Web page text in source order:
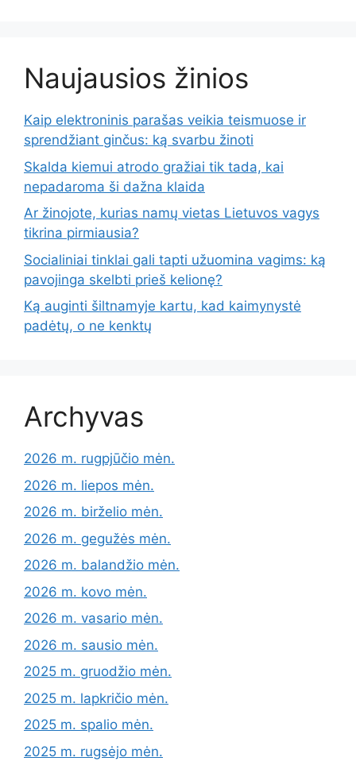
Naujausios žinios
Kaip elektroninis parašas veikia teismuose ir
sprendžiant ginčus: ką svarbu žinoti
Skalda kiemui atrodo gražiai tik tada, kai
nepadaroma ši dažna klaida
Ar žinojote, kurias namų vietas Lietuvos vagys
tikrina pirmiausia?
Socialiniai tinklai gali tapti užuomina vagims: ką
pavojinga skelbti prieš kelionę?
Ką auginti šiltnamyje kartu, kad kaimynystė
padėtų, o ne kenktų
Archyvas
2026 m. rugpjūčio mėn.
2026 m. liepos mėn.
2026 m. birželio mėn.
2026 m. gegužės mėn.
2026 m. balandžio mėn.
2026 m. kovo mėn.
2026 m. vasario mėn.
2026 m. sausio mėn.
2025 m. gruodžio mėn.
2025 m. lapkričio mėn.
2025 m. spalio mėn.
2025 m. rugsėjo mėn.